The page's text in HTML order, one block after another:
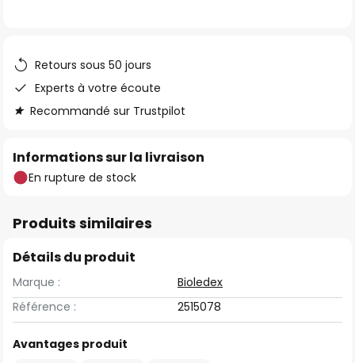
Retours sous 50 jours
Experts à votre écoute
Recommandé sur Trustpilot
Informations sur la livraison
En rupture de stock
Produits similaires
Détails du produit
Marque :
Bioledex
Référence :
2515078
Avantages produit